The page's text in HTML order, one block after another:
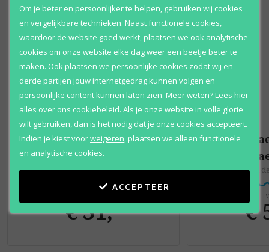
Caesars
Caesars
Eau de cologne
€ 31,95
Eau
€
Om je beter en persoonlijker te helpen, gebruiken wij cookies
en vergelijkbare technieken. Naast functionele cookies,
waardoor de website goed werkt, plaatsen we ook analytische
cookies om onze website elke dag weer een beetje beter te
maken. Ook plaatsen we persoonlijke cookies zodat wij en
derde partijen jouw internetgedrag kunnen volgen en
persoonlijke content kunnen laten zien. Meer weten?Lees hier
alles over ons cookiebeleid. Als je onze website in volle glorie
wilt gebruiken, dan is het nodig dat je onze cookies accepteert.
Indien je kiest voorweigeren,plaatsen we alleen functionele
en analytische cookies.
ACCEPTEER